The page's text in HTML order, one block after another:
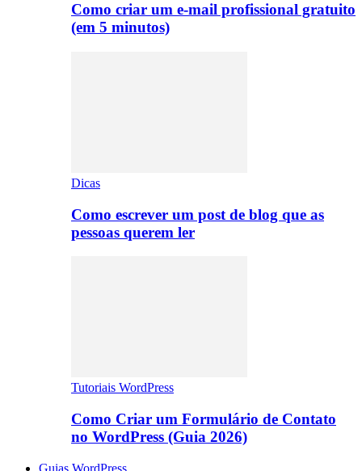
Como criar um e-mail profissional gratuito
(em 5 minutos)
Dicas
Como escrever um post de blog que as
pessoas querem ler
Tutoriais WordPress
Como Criar um Formulário de Contato
no WordPress (Guia 2026)
Guias WordPress